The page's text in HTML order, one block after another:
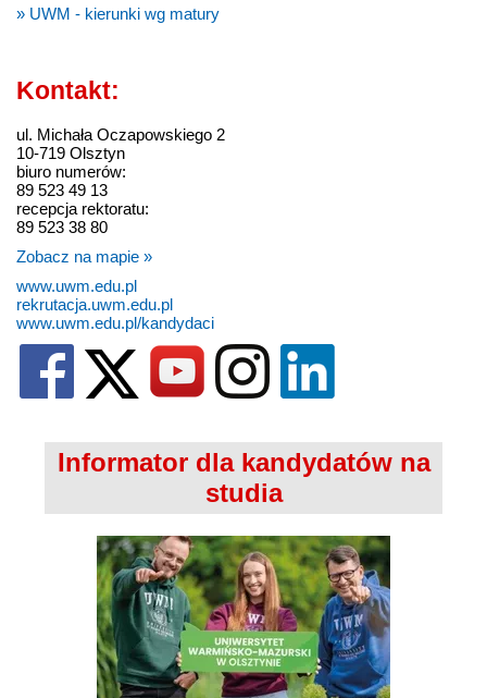
» UWM - kierunki wg matury
Kontakt:
ul. Michała Oczapowskiego 2
10-719 Olsztyn
biuro numerów:
89 523 49 13
recepcja rektoratu:
89 523 38 80
Zobacz na mapie »
www.uwm.edu.pl
rekrutacja.uwm.edu.pl
www.uwm.edu.pl/kandydaci
Informator dla kandydatów na
studia